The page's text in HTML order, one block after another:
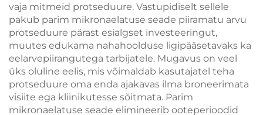
vaja mitmeid protseduure. Vastupidiselt sellele
pakub parim mikronaelatuse seade piiramatu arvu
protseduure pärast esialgset investeeringut,
muutes edukama nahahoolduse ligipääsetavaks ka
eelarvepiirangutega tarbijatele. Mugavus on veel
üks oluline eelis, mis võimaldab kasutajatel teha
protseduure oma enda ajakavas ilma broneerimata
visiite ega kliinikutesse sõitmata. Parim
mikronaelatuse seade elimineerib ooteperioodid